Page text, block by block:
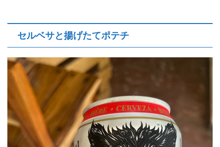
セルベサと揚げたてポテチ